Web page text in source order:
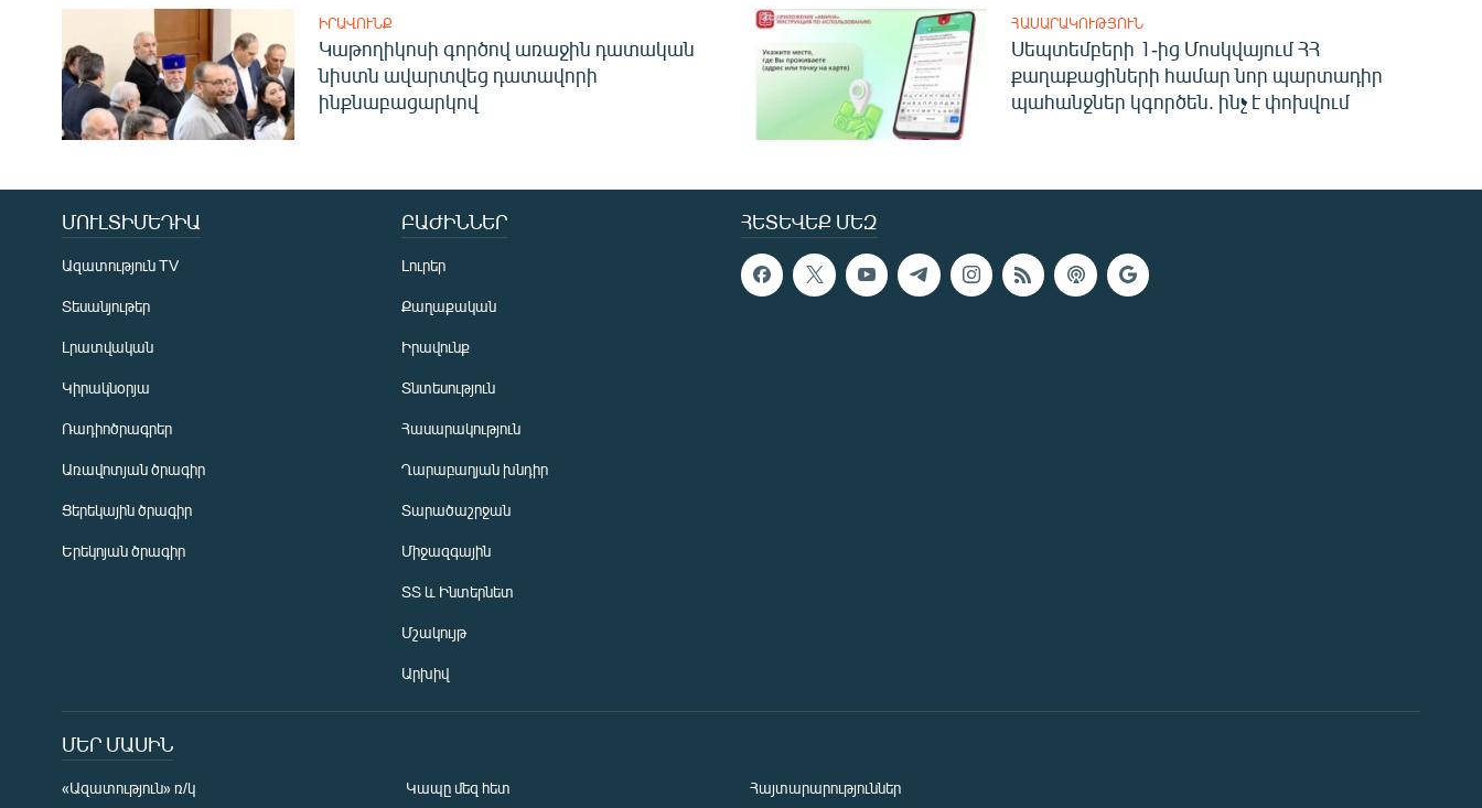
ԻՐԱՎՈՒՆՔ
Կաթողիկոսի գործով առաջին դատական
նիստն ավարտվեց դատավորի
ինքնաբացարկով
ՀԱՍԱՐԱԿՈՒԹՅՈՒՆ
Սեպտեմբերի 1-ից Մոսկվայում ՀՀ
քաղաքացիների համար նոր պարտադիր
պահանջներ կգործեն. ինչ է փոխվում
ՀԵՏԵՎԵՔ ՄԵԶ
ՄՈՒԼՏԻՄԵԴԻԱ
Ազատություն TV
Տեսանյութեր
Լրատվական
Կիրակնօրյա
Ռադիոծրագրեր
Առավոտյան ծրագիր
Ցերեկային ծրագիր
Երեկոյան ծրագիր
ԲԱԺԻՆՆԵՐ
Լուրեր
Քաղաքական
Իրավունք
Տնտեսություն
Հասարակություն
Ղարաբաղյան խնդիր
Տարածաշրջան
Միջազգային
ՏՏ և Ինտերնետ
Մշակույթ
Արխիվ
ՄԵՐ ՄԱՍԻՆ
«Ազատություն» ռ/կ Կապը մեզ հետ Հայտարարություններ